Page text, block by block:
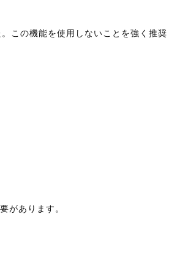
この機能を使用しないことを強く推奨
があります。